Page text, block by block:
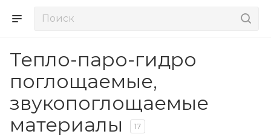
Тепло-паро-гидро
поглощаемые,
звукопоглощаемые
материалы
17